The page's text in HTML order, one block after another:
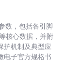
数，包括各引脚
核心数据，并附
护机制及典型应
电子官方规格书